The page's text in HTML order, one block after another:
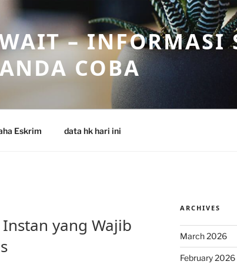
– INFORMASI
COBA
Eskrim data hk hari ini
yang Wajib
ARCHIVES
March 2026
February 2026